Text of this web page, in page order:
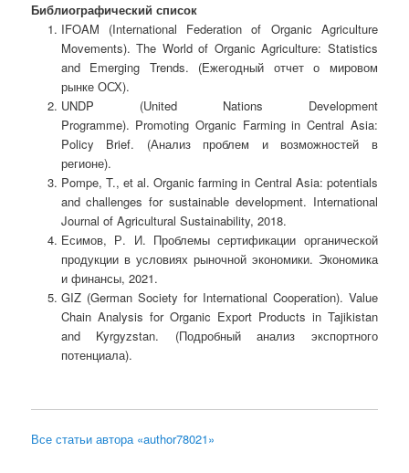
Библиографический список
IFOAM (International Federation of Organic Agriculture
Movements). The World of Organic Agriculture: Statistics
and Emerging Trends. (Ежегодный отчет о мировом
рынке ОСХ).
UNDP (United Nations Development
Programme). Promoting Organic Farming in Central Asia:
Policy Brief. (Анализ проблем и возможностей в
регионе).
Pompe, T., et al. Organic farming in Central Asia: potentials
and challenges for sustainable development. International
Journal of Agricultural Sustainability, 2018.
Есимов, Р. И. Проблемы сертификации органической
продукции в условиях рыночной экономики. Экономика
и финансы, 2021.
GIZ (German Society for International Cooperation). Value
Chain Analysis for Organic Export Products in Tajikistan
and Kyrgyzstan. (Подробный анализ экспортного
потенциала).
Все статьи автора «author78021»